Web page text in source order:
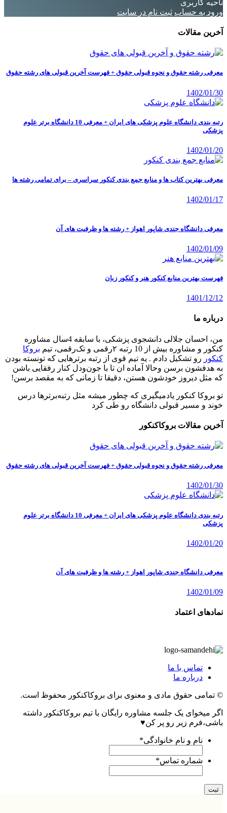
ناحیه کاربری
ورود به حساب ثبت نام در سایت
آخرین مقالات
معرفی رشته حقوق و نحوه قبولی حقوق + فهرست آخرین قبولی های رشته حقوق
1402/01/30
رتبه بندی دانشگاه علوم پزشکی های ایران + معرفی 10 دانشگاه برتر علوم
پزشکی
1402/01/20
معرفی بهترین کتاب ها و منابع جمع بندی کنکور سراسری – برای تمامی رشته ها
1402/01/17
معرفی دانشگاه جندی شاپور اهواز + رشته ها و ظرفیت های آن
1402/01/09
فهرست بهترین منابع کنکور هنر و کنکور زبان
1401/12/12
درباره ما
من، احسان جلالی دانشجوی پزشکی، با سابقه 4سال مشاوره
کنکور و مشاوره بیش از 10 رتبه ۲رقمی و تک‌رقمی، تیم
بروکا
کنکور رو تشکیل دادم . یه تیم قوی از رتبه برترهایی که تونسته بودن
به هدفشون برسن وحالا آماده ان تا با جون‌ودل کنار رفقایی باشن
که مثل دیروز خودشون هستن، دقیقا تا زمانی که به مقصد برسن!
تو بروکا کنکور یادمیگیری که چطور میشه مثل رتبه‌برترها درس
خوند و مسیر قبولی دانشگاه رو طی کرد
آخرین مقالات بروکاکنکور
معرفی رشته حقوق و نحوه قبولی حقوق + فهرست آخرین قبولی های رشته حقوق
1402/01/30
رتبه بندی دانشگاه علوم پزشکی های ایران + معرفی 10 دانشگاه برتر علوم
پزشکی
1402/01/20
معرفی دانشگاه جندی شاپور اهواز + رشته ها و ظرفیت های آن
1402/01/09
نمادهای اعتماد
تماس با ما
درباره ما
© تمامی حقوق مادی و معنوی برای بروکاکنکور محفوظ است.
اگر میخوای یک جلسه مشاوره رایگان با تیم بروکاکنکور داشته
باشی،فرم زیر رو پر کن♥
نام و نام خانوادگی*
شماره تماس*